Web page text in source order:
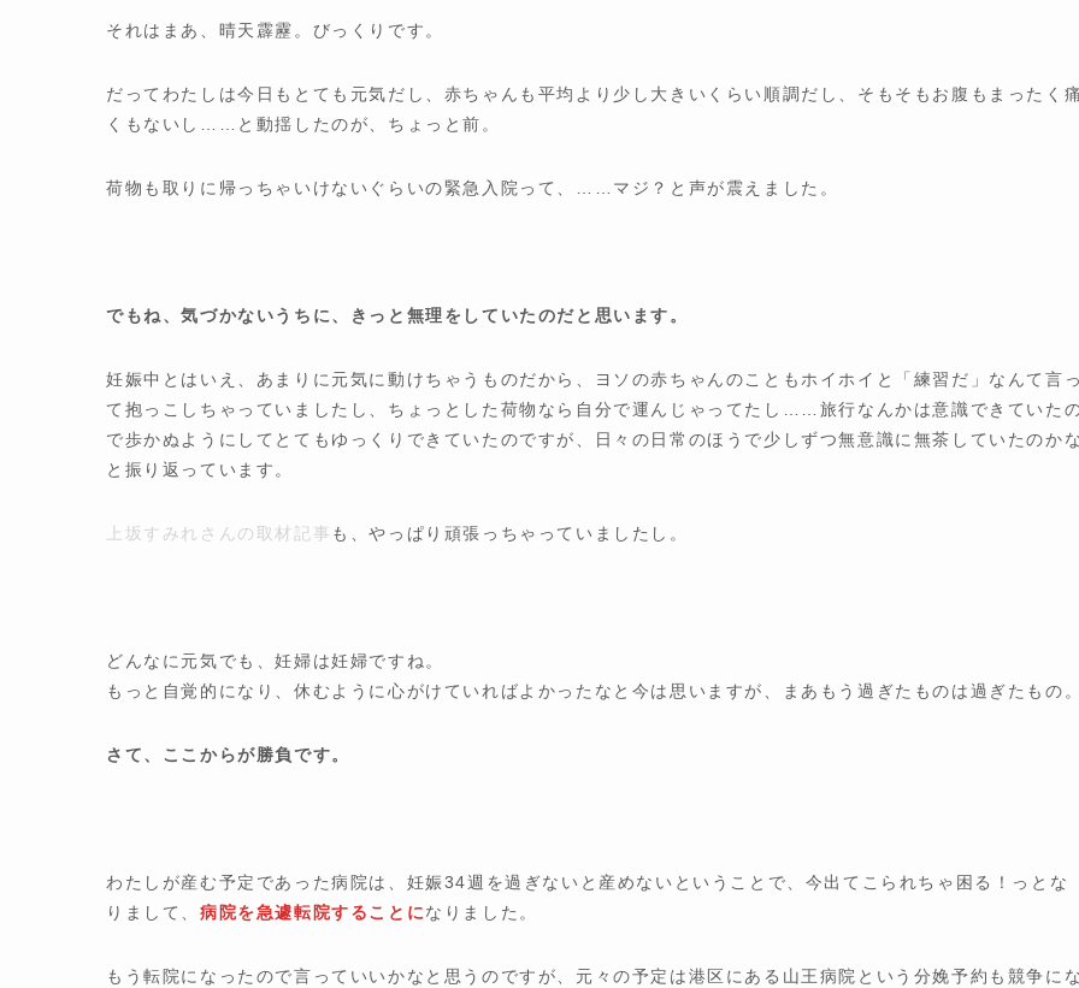
それはまあ、晴天霹靂。びっくりです。
だってわたしは今日もとても元気だし、赤ちゃんも平均より少し大きいくらい順調だし、そもそもお腹もまったく
くもないし……と動揺したのが、ちょっと前。
荷物も取りに帰っちゃいけないぐらいの緊急入院って、……マジ？と声が震えました。
でもね、気づかないうちに、きっと無理をしていたのだと思います。
妊娠中とはいえ、あまりに元気に動けちゃうものだから、ヨソの赤ちゃんのこともホイホイと「練習だ」なんて言
て抱っこしちゃっていましたし、ちょっとした荷物なら自分で運んじゃってたし……旅行なんかは意識できていた
で歩かぬようにしてとてもゆっくりできていたのですが、日々の日常のほうで少しずつ無意識に無茶していたのか
と振り返っています。
上坂すみれさんの取材記事 も、やっぱり頑張っちゃっていましたし。
どんなに元気でも、妊婦は妊婦ですね。
もっと自覚的になり、休むように心がけていればよかったなと今は思いますが、まあもう過ぎたものは過ぎたもの
さて、ここからが勝負です。
わたしが産む予定であった病院は、妊娠34週を過ぎないと産めないということで、今出てこられちゃ困る！っとな
りまして、 病院を急遽転院することになりました。
もう転院になったので言っていいかなと思うのですが、元々の予定は港区にある山王病院という分娩予約も競争に